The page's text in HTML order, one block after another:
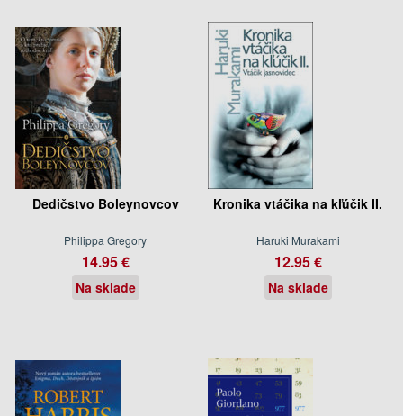
Dedičstvo Boleynovcov
Philippa Gregory
14.95 €
Na sklade
Kronika vtáčika na kľúčik II.
Haruki Murakami
12.95 €
Na sklade